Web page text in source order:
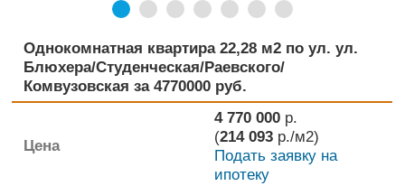
Однокомнатная квартира 22,28 м2 по ул. ул.
Блюхера/Студенческая/Раевского/
Комвузовская за 4770000 руб.
Цена
4 770 000 р.
(214 093 р./м2)
Подать заявку на
ипотеку